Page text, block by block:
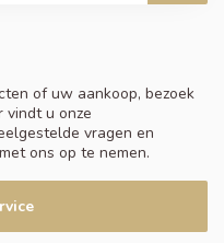
of uw aankoop, bezoek
vindt u onze
vragen en
ons op te nemen.